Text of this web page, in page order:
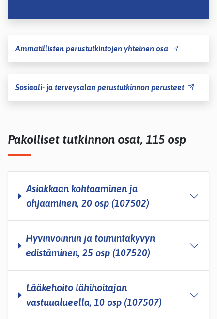
Ammatillisten perustutkintojen yhteinen osa
Sosiaali- ja terveysalan perustutkinnon perusteet
Pakolliset tutkinnon osat, 115 osp
Asiakkaan kohtaaminen ja
ohjaaminen, 20 osp (107502)
Hyvinvoinnin ja toimintakyvyn
edistäminen, 25 osp (107520)
Lääkehoito lähihoitajan
vastuualueella, 10 osp (107507)